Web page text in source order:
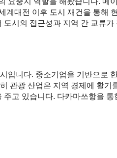
계대전 이후 도시 재건을 통해
시의 접근성과 지역 간 교류가
입니다. 중소기업을 기반으로
관광 산업은 지역 경제에 활기
고 있습니다. 다카마쓰항을 통